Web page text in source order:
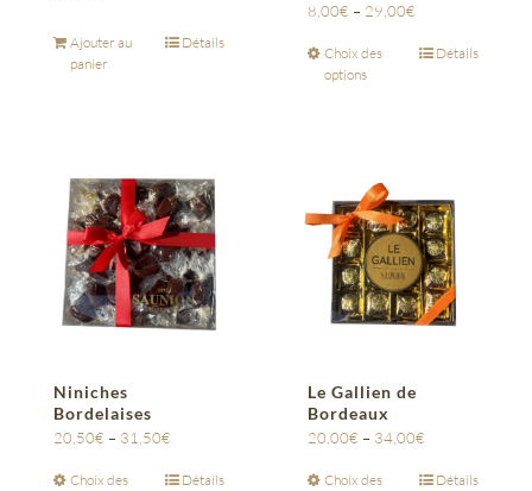
Ajouter au
panier
Détails
8,00€ – 29,00€
Choix des
options
Détails
Niniches
Bordelaises
20,50€ – 31,50€
Choix des
Détails
Le Gallien de
Bordeaux
20,00€ – 34,00€
Choix des
Détails